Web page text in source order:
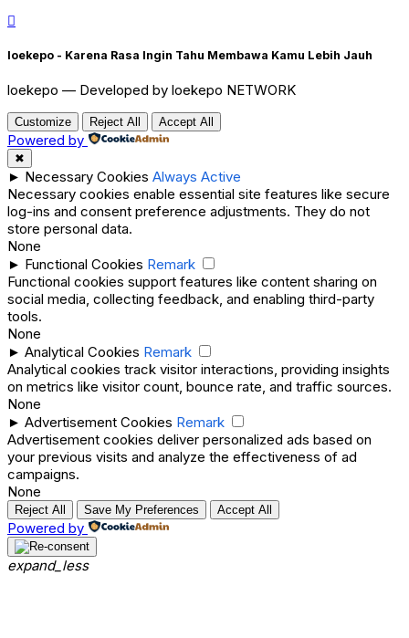
loekepo - Karena Rasa Ingin Tahu Membawa Kamu Lebih Jauh
loekepo — Developed by loekepo NETWORK
Customize Reject All Accept All
Powered by
✖
► Necessary Cookies Always Active
Necessary cookies enable essential site features like secure
log-ins and consent preference adjustments. They do not
store personal data.
None
► Functional Cookies Remark
Functional cookies support features like content sharing on
social media, collecting feedback, and enabling third-party
tools.
None
► Analytical Cookies Remark
Analytical cookies track visitor interactions, providing insights
on metrics like visitor count, bounce rate, and traffic sources.
None
► Advertisement Cookies Remark
Advertisement cookies deliver personalized ads based on
your previous visits and analyze the effectiveness of ad
campaigns.
None
Reject All Save My Preferences Accept All
Powered by
expand_less